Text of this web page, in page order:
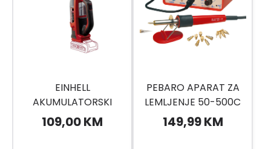
EINHELL
AKUMULATORSKI
ČISTAČ ZA PROZORE
BRILLIANTO
109,00 KM
PEBARO APARAT ZA
LEMLJENJE 50-500C
17-DJ.
149,99 KM